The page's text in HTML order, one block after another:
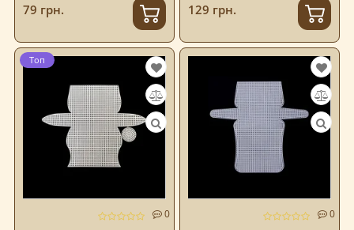
79 грн. 129 грн.
0
Топ
0